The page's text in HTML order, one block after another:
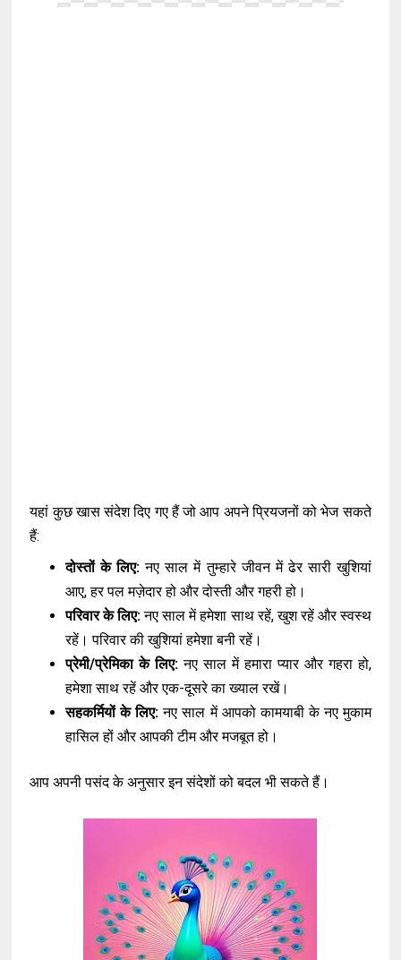
यहां कुछ खास संदेश दिए गए हैं जो आप अपने प्रियजनों को भेज सकते
हैं:
दोस्तों के लिए: नए साल में तुम्हारे जीवन में ढेर सारी खुशियां
आए, हर पल मज़ेदार हो और दोस्ती और गहरी हो।
परिवार के लिए:नए साल में हमेशा साथ रहें, खुश रहें और स्वस्थ
रहें। परिवार की खुशियां हमेशा बनी रहें।
प्रेमी/प्रेमिका के लिए: नए साल में हमारा प्यार और गहरा हो,
हमेशा साथ रहें और एक-दूसरे का ख्याल रखें।
सहकर्मियों के लिए: नए साल में आपको कामयाबी के नए मुकाम
हासिल हों और आपकी टीम और मजबूत हो।
आप अपनी पसंद के अनुसार इन संदेशों को बदल भी सकते हैं।